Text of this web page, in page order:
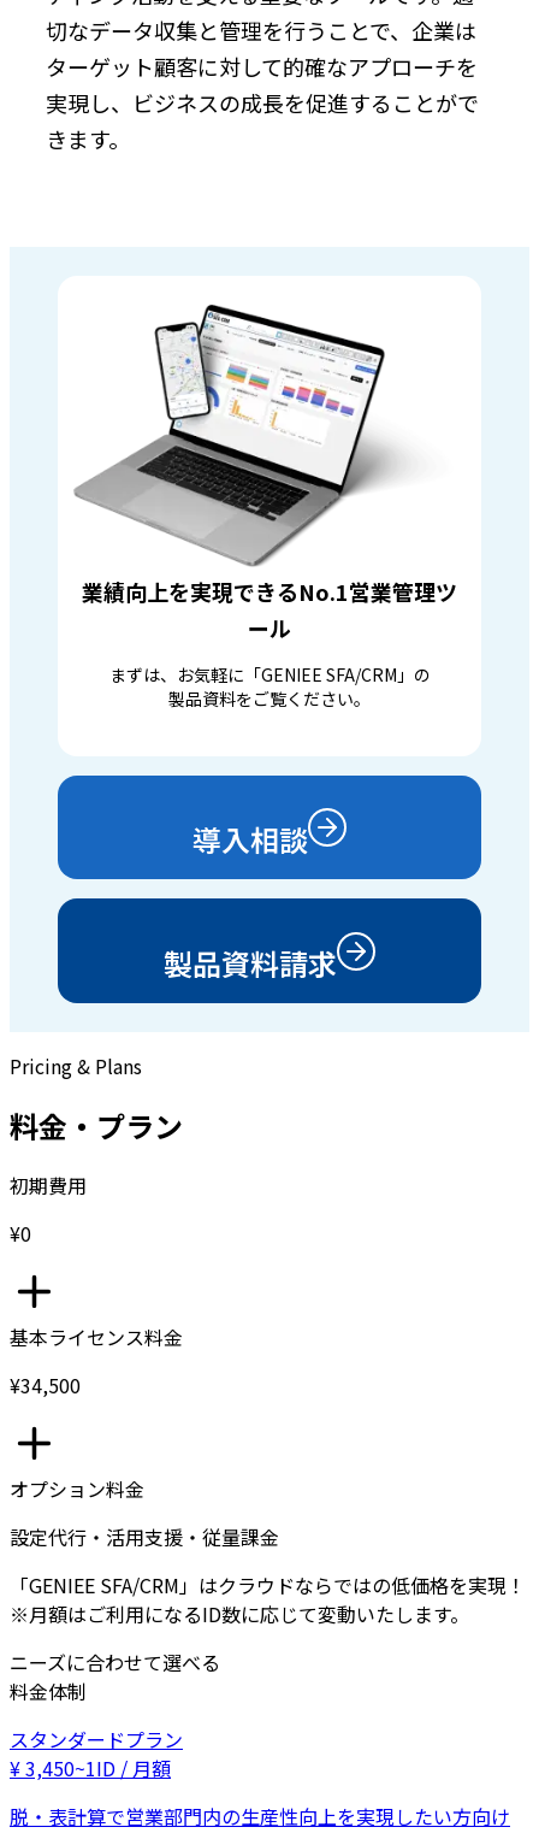
切なデータ収集と管理を行うことで、企業は
ターゲット顧客に対して的確なアプローチを
実現し、ビジネスの成長を促進することがで
きます。
業績向上を実現できるNo.1営業管理ツ
ール
まずは、お気軽に「GENIEE SFA/CRM」の
製品資料をご覧ください。
導入相談
製品資料請求
Pricing & Plans
料金・プラン
初期費用
¥0
基本ライセンス料金
¥34,500
オプション料金
設定代行・活用支援・従量課金
「GENIEE SFA/CRM」はクラウドならではの低価格を実現！
※月額はご利用になるID数に応じて変動いたします。
ニーズに合わせて選べる
料金体制
スタンダードプラン
¥3,450~1ID / 月額
脱・表計算で営業部門内の生産性向上を実現したい方向け